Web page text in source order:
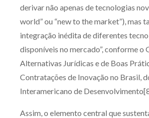
derivar não apenas de tecnologias
world” ou “new to the market”), mas
integração inédita de diferentes
disponíveis no mercado”, conforme o
Alternativas Jurídicas e de Boas
Contratações de Inovação no Brasil,
Interamericano de
Assim, o elemento central que